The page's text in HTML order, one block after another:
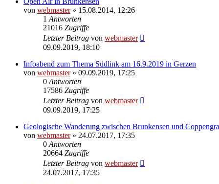
von webmaster» 15.08.2014, 12:26
1 Antworten
21016 Zugriffe
Letzter Beitrag von webmaster
09.09.2019, 18:10
Infoabend zum Thema Südlink am 16.9.2019 in Gerzen
von webmaster» 09.09.2019, 17:25
0 Antworten
17586 Zugriffe
Letzter Beitrag von webmaster
09.09.2019, 17:25
Geologische Wanderung zwischen Brunkensen und
von webmaster» 24.07.2017, 17:35
0 Antworten
20664 Zugriffe
Letzter Beitrag von webmaster
24.07.2017, 17:35